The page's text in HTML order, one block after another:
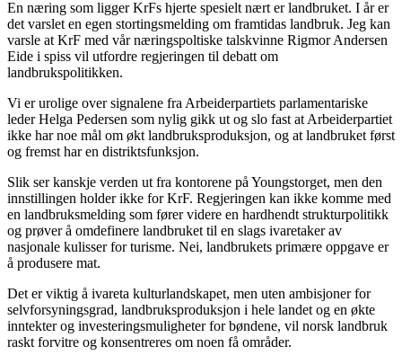
En næring som ligger KrFs hjerte spesielt nært er landbruket. I år er
det varslet en egen stortingsmelding om framtidas landbruk. Jeg kan
varsle at KrF med vår næringspoltiske talskvinne Rigmor Andersen
Eide i spiss vil utfordre regjeringen til debatt om
landbrukspolitikken.
Vi er urolige over signalene fra Arbeiderpartiets parlamentariske
leder Helga Pedersen som nylig gikk ut og slo fast at Arbeiderpartiet
ikke har noe mål om økt landbruksproduksjon, og at landbruket først
og fremst har en distriktsfunksjon.
Slik ser kanskje verden ut fra kontorene på Youngstorget, men den
innstillingen holder ikke for KrF. Regjeringen kan ikke komme med
en landbruksmelding som fører videre en hardhendt strukturpolitikk
og prøver å omdefinere landbruket til en slags ivaretaker av
nasjonale kulisser for turisme. Nei, landbrukets primære oppgave er
å produsere mat.
Det er viktig å ivareta kulturlandskapet, men uten ambisjoner for
selvforsyningsgrad, landbruksproduksjon i hele landet og en økte
inntekter og investeringsmuligheter for bøndene, vil norsk landbruk
raskt forvitre og konsentreres om noen få områder.